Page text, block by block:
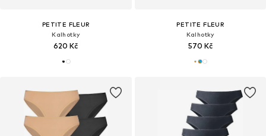
PETITE FLEUR
Kalhotky
620 Kč
PETITE FLEUR
Kalhotky
570 Kč